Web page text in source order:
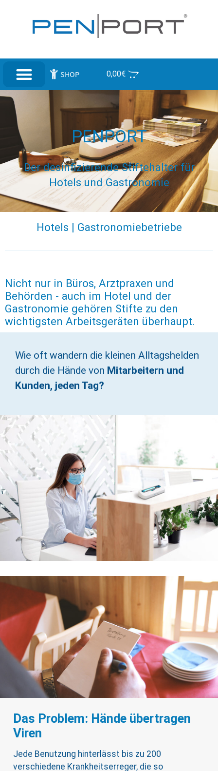
SHOP 0,00€
PENPORT
Der desinfizierende Stiftehalter für
Hotels und Gastronomie
Hotels | Gastronomiebetriebe
Nicht nur in Büros, Arztpraxen und
Behörden - auch im Hotel und der
Gastronomie gehören Stifte zu den
wichtigsten Arbeitsgeräten überhaupt.
Wie oft wandern die kleinen Alltagshelden
durch die Hände von Mitarbeitern und
Kunden, jeden Tag?
Das Problem: Hände übertragen
Viren
Jede Benutzung hinterlässt bis zu 200
verschiedene Krankheitserreger, die so